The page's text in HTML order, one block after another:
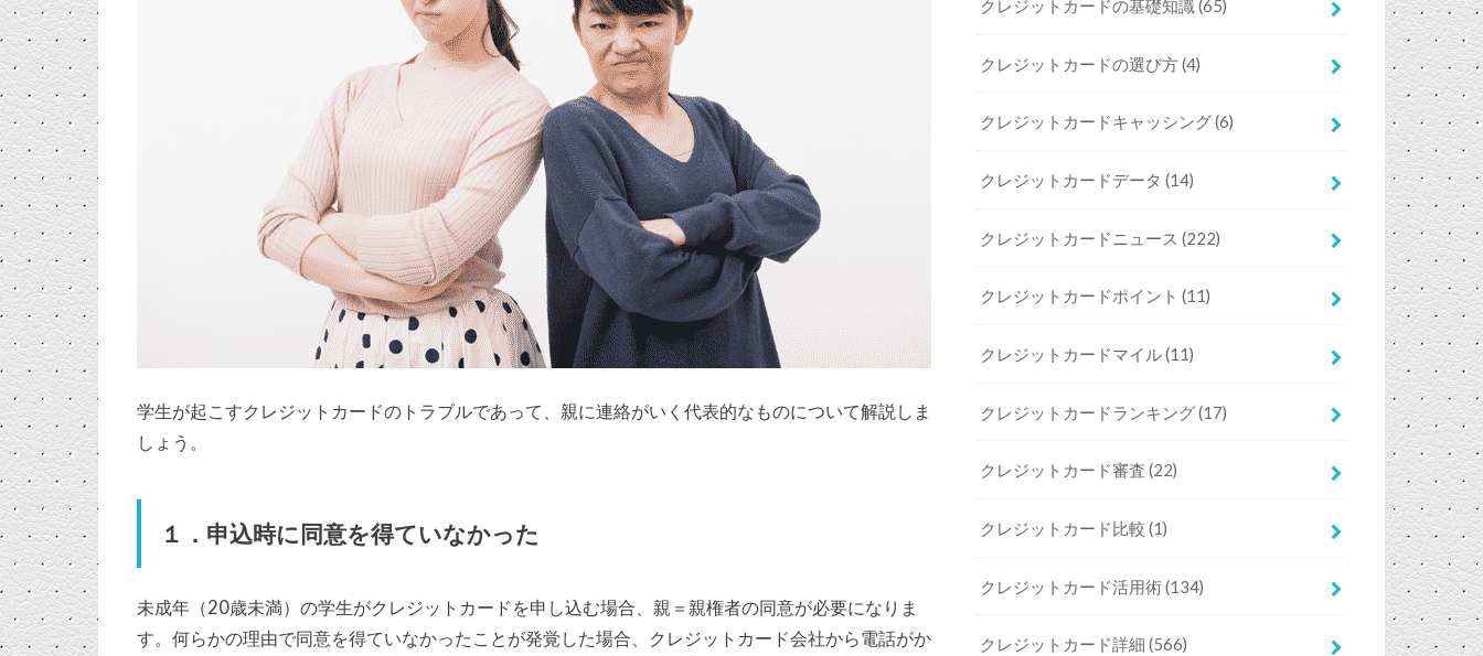
学生が起こすクレジットカードのトラブルであって、親に連絡がいく代表的なものについて解説しま
しょう。
１．申込時に同意を得ていなかった
未成年（20歳未満）の学生がクレジットカードを申し込む場合、親＝親権者の同意が必要になりま
す。何らかの理由で同意を得ていなかったことが発覚した場合、クレジットカード会社から電話がか
クレジットカードの基礎知識(65)
クレジットカードの選び方(4)
クレジットカードキャッシング(6)
クレジットカードデータ(14)
クレジットカードニュース(222)
クレジットカードポイント(11)
クレジットカードマイル(11)
クレジットカードランキング(17)
クレジットカード審査(22)
クレジットカード比較(1)
クレジットカード活用術(134)
クレジットカード詳細(566)